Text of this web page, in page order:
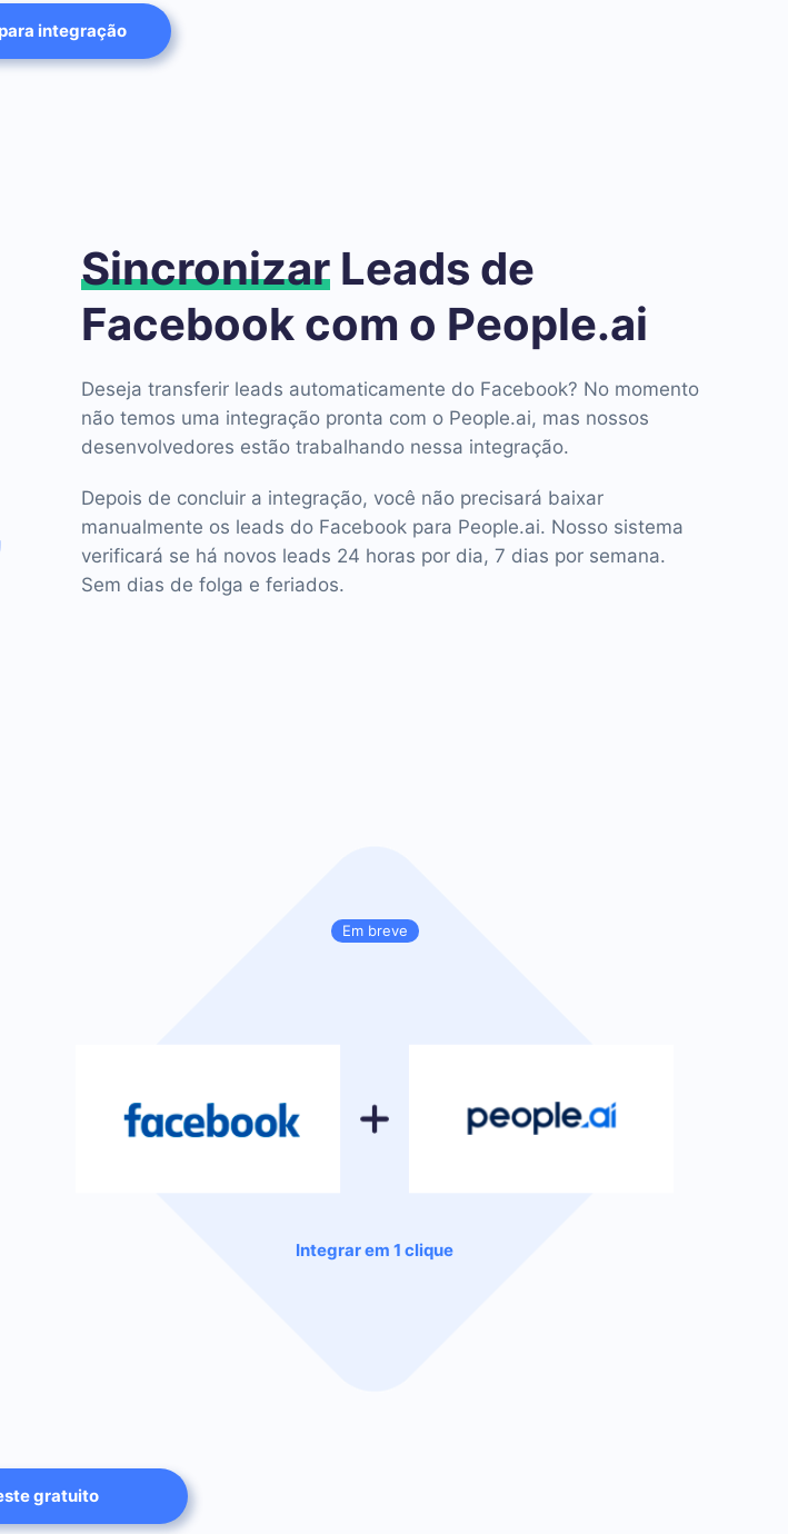
integração
Sincronizar Leads de
Facebook com o People.ai
Deseja transferir leads automaticamente do Facebook? No momento
não temos uma integração pronta com o People.ai, mas nossos
desenvolvedores estão trabalhando nessa integração.
Depois de concluir a integração, você não precisará baixar
manualmente os leads do Facebook para People.ai. Nosso sistema
verificará se há novos leads 24 horas por dia, 7 dias por semana.
Sem dias de folga e feriados.
Em breve
Integrar em 1 clique
gratuito